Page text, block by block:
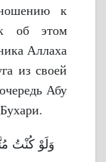
к
об этом
Аллаха
Абу
وَلَوْ كُنْتُ